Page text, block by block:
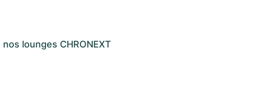
lounges CHRONEXT